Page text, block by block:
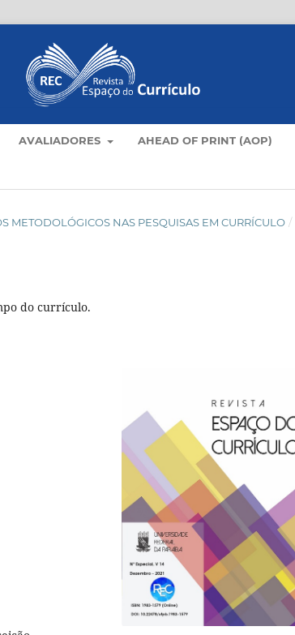
AVALIADORES AHEAD OF PRINT (AOP)
METODOLÓGICOS NAS PESQUISAS EM CURRÍCULO /
do currículo.